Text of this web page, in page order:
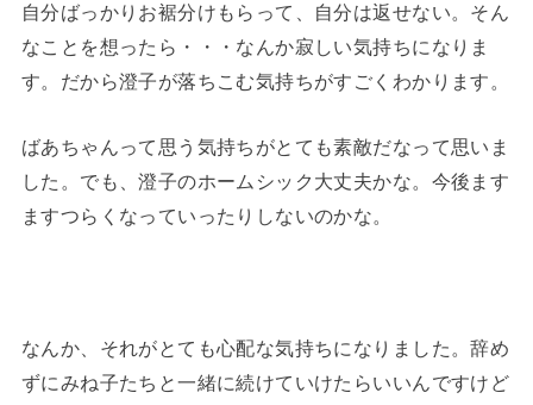
自分ばっかりお裾分けもらって、自分は返せない。そん
なことを想ったら・・・なんか寂しい気持ちになりま
す。だから澄子が落ちこむ気持ちがすごくわかります。
ばあちゃんって思う気持ちがとても素敵だなって思いま
した。でも、澄子のホームシック大丈夫かな。今後ます
ますつらくなっていったりしないのかな。
なんか、それがとても心配な気持ちになりました。辞め
ずにみね子たちと一緒に続けていけたらいいんですけど